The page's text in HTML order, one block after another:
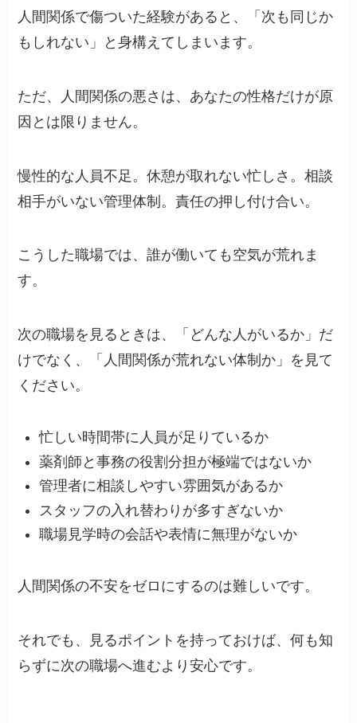
人間関係で傷ついた経験があると、「次も同じか
もしれない」と身構えてしまいます。
ただ、人間関係の悪さは、あなたの性格だけが原
因とは限りません。
慢性的な人員不足。休憩が取れない忙しさ。相談
相手がいない管理体制。責任の押し付け合い。
こうした職場では、誰が働いても空気が荒れま
す。
次の職場を見るときは、「どんな人がいるか」だ
けでなく、「人間関係が荒れない体制か」を見て
ください。
忙しい時間帯に人員が足りているか
薬剤師と事務の役割分担が極端ではないか
管理者に相談しやすい雰囲気があるか
スタッフの入れ替わりが多すぎないか
職場見学時の会話や表情に無理がないか
人間関係の不安をゼロにするのは難しいです。
それでも、見るポイントを持っておけば、何も知
らずに次の職場へ進むより安心です。